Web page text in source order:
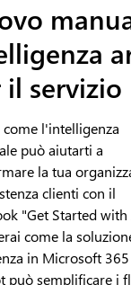
il servizio
come l'intelligenza
può aiutarti a
la tua
clienti con il
"Get Started with
come la
in Microsoft 365
può semplificare i